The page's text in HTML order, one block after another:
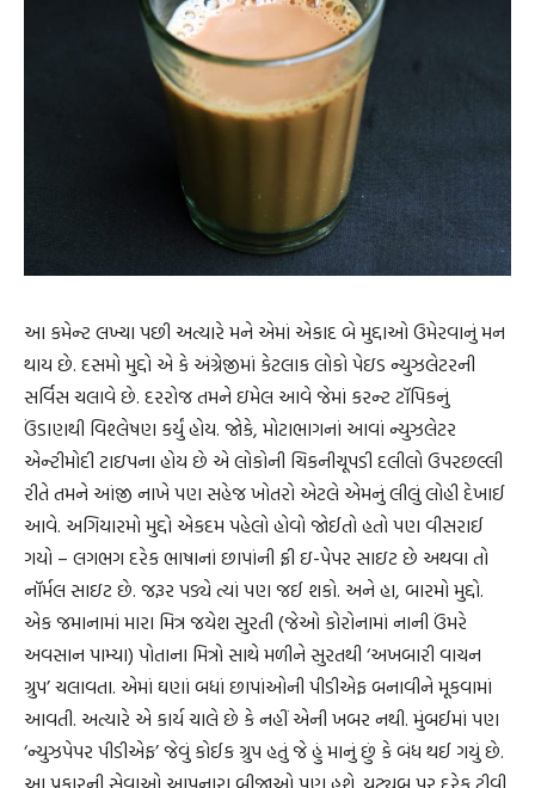
આ કમેન્ટ લખ્યા પછી અત્યારે મને એમાં એકાદ બે મુદ્દાઓ ઉમેરવાનું મન
થાય છે. દસમો મુદ્દો એ કે અંગ્રેજીમાં કેટલાક લોકો પેઇડ ન્યુઝલેટરની
સર્વિસ ચલાવે છે. દરરોજ તમને ઇમેલ આવે જેમાં કરન્ટ ટૉપિકનું
ઉંડાણથી વિશ્લેષણ કર્યું હોય. જોકે, મોટાભાગનાં આવાં ન્યુઝલેટર
એન્ટીમોદી ટાઇપના હોય છે એ લોકોની ચિકનીચૂપડી દલીલો ઉપરછલ્લી
રીતે તમને આંજી નાખે પણ સહેજ ખોતરો એટલે એમનું લીલું લોહી દેખાઈ
આવે. અગિયારમો મુદ્દો એકદમ પહેલો હોવો જોઈતો હતો પણ વીસરાઈ
ગયો – લગભગ દરેક ભાષાનાં છાપાંની ફ્રી ઇ-પેપર સાઇટ છે અથવા તો
નૉર્મલ સાઇટ છે. જરૂર પડ્યે ત્યાં પણ જઈ શકો. અને હા, બારમો મુદ્દો.
એક જમાનામાં મારા મિત્ર જયેશ સુરતી (જેઓ કોરોનામાં નાની ઉંમરે
અવસાન પામ્યા) પોતાના મિત્રો સાથે મળીને સુરતથી ‘અખબારી વાચન
ગ્રુપ’ ચલાવતા. એમાં ઘણાં બધાં છાપાંઓની પીડીએફ બનાવીને મૂકવામાં
આવતી. અત્યારે એ કાર્ય ચાલે છે કે નહીં એની ખબર નથી. મુંબઈમાં પણ
‘ન્યુઝપેપર પીડીએફ’ જેવું કોઈક ગ્રુપ હતું જે હું માનું છું કે બંધ થઈ ગયું છે.